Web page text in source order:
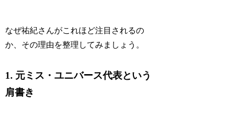
なぜ祐紀さんがこれほど注目されるの
か、その理由を整理してみましょう。
1. 元ミス・ユニバース代表という
肩書き